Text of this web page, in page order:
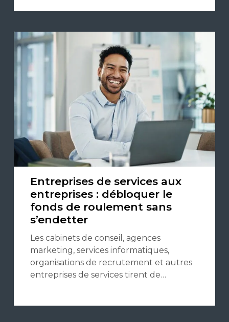
Entreprises de services aux
entreprises : débloquer le
fonds de roulement sans
s’endetter
Les cabinets de conseil, agences
marketing, services informatiques,
organisations de recrutement et autres
entreprises de services tirent de…